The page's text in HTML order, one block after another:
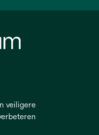
veiligere